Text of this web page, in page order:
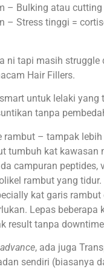
– Bulking atau
– Stress tinggi =
ni tapi masih
Hair Fillers.
untuk lelaki yang
tanpa
rambut – tampak lebih
tumbuh kat kawasan
campuran
rambut yang
kat garis
Lepas
result tanpa
advance, ada juga
sendiri (biasanya